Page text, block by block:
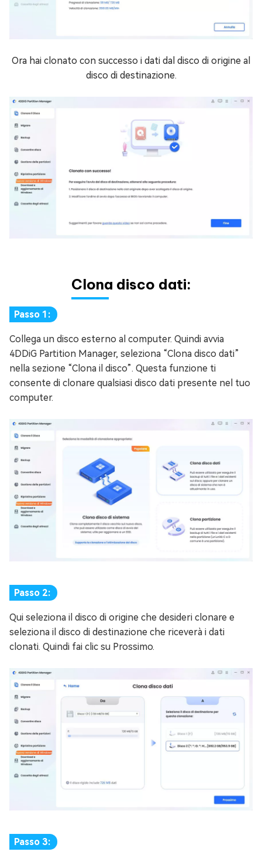
Ora hai clonato con successo i dati dal disco di origine al
disco di destinazione.
Clona disco dati:
Passo 1:
Collega un disco esterno al computer. Quindi avvia
4DDiG Partition Manager, seleziona “Clona disco dati”
nella sezione “Clona il disco”. Questa funzione ti
consente di clonare qualsiasi disco dati presente nel tuo
computer.
Passo 2:
Qui seleziona il disco di origine che desideri clonare e
seleziona il disco di destinazione che riceverà i dati
clonati. Quindi fai clic su Prossimo.
Passo 3: